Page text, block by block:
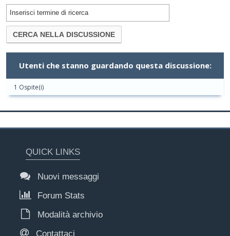
Utenti che stanno guardando questa discussione:
1 Ospite(i)
QUICK LINKS
Nuovi messaggi
Forum Stats
Modalità archivio
Contattaci